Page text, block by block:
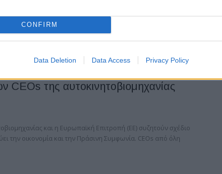
CONFIRM
Data Deletion Data Access Privacy Policy
τη ζωή τους στους δρόμους της Ευρωπαϊκής Ένωσης λόγω
τροχαίες συγκρούσεις με βαρέα οχήματα, σύμφωνα...
CEOs της αυτοκινητοβιομηχανίας
και η Ευρωπαϊκή Επιτροπή (ΕΕ) συζητούν σχέδιο
την οικονομία και την Πράσινη Συμφωνία. CEOs από όλη